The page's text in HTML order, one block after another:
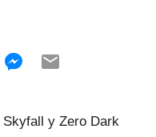
y Zero Dark